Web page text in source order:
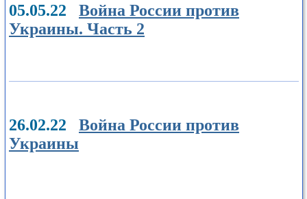
05.05.22 Война России против
Украины. Часть 2
26.02.22 Война России против
Украины